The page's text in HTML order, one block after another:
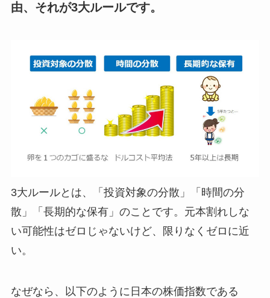
由、それが3大ルールです。
3大ルールとは、「投資対象の分散」「時間の分
散」「長期的な保有」のことです。元本割れしな
い可能性はゼロじゃないけど、限りなくゼロに近
い。
なぜなら、以下のように日本の株価指数である